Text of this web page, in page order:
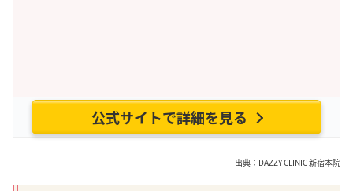
公式サイトで詳細を見る
出典： DAZZY CLINIC 新宿本院